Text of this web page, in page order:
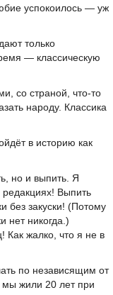
успокоилось — уж
только
— классическую
со страной, что-то
народу. Классика
в историю как
но и выпить. Я
редакциях! Выпить
без закуски! (Потому
нет никогда.)
Как жалко, что я не в
по независящим от
мы жили 20 лет при